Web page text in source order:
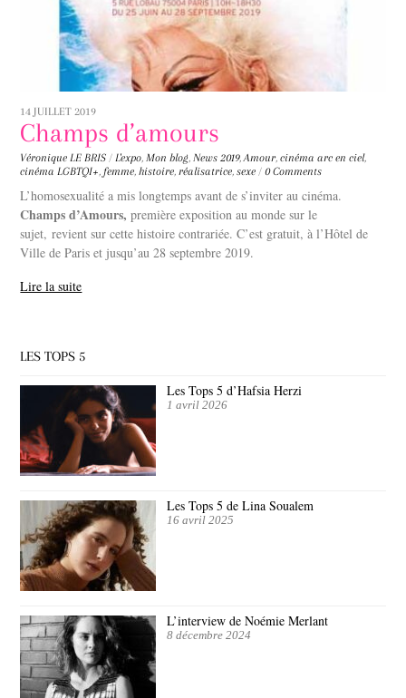
14 JUILLET 2019
Champs d’amours
Véronique LE BRIS / L'expo, Mon blog, News 2019,Amour,cinéma arc en ciel,
cinéma LGBTQI+, femme,histoire, réalisatrice,sexe / 0 Comments
L’homosexualité a mis longtemps avant de s’inviter au cinéma.
Champs d’Amours,première exposition au monde sur le
sujet, revient sur cette histoire contrariée. C’est gratuit, à l’Hôtel de
Ville de Paris et jusqu’au 28 septembre 2019.
Lire la suite
LES TOPS 5
Les Tops 5 d’Hafsia Herzi
1 avril 2026
Les Tops 5 de Lina Soualem
16 avril 2025
L’interview de Noémie Merlant
8 décembre 2024